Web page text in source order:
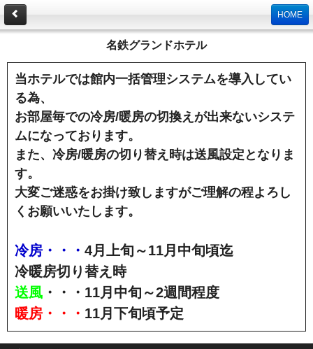
HOME
名鉄グランドホテル
当ホテルでは館内一括管理システムを導入してい
る為、
お部屋毎での冷房/暖房の切換えが出来ないシステ
ムになっております。
また、冷房/暖房の切り替え時は送風設定となりま
す。
大変ご迷惑をお掛け致しますがご理解の程よろし
くお願いいたします。
冷房・・・ 4月上旬～11月中旬頃迄
冷暖房切り替え時
送風 ・・・11月中旬～2週間程度
暖房・・・ 11月下旬頃予定